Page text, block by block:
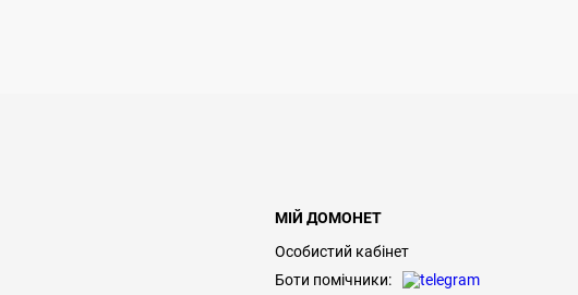
МІЙ ДОМОНЕТ
Особистий кабінет
Боти помічники: